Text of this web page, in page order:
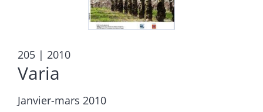
205 | 2010
Varia
Janvier-mars 2010